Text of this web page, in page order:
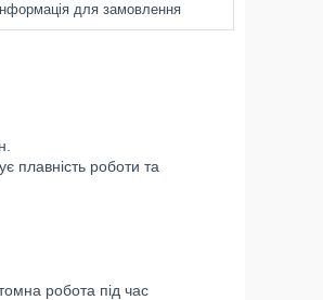
Інформація для замовлення
плавність роботи та
робота під час